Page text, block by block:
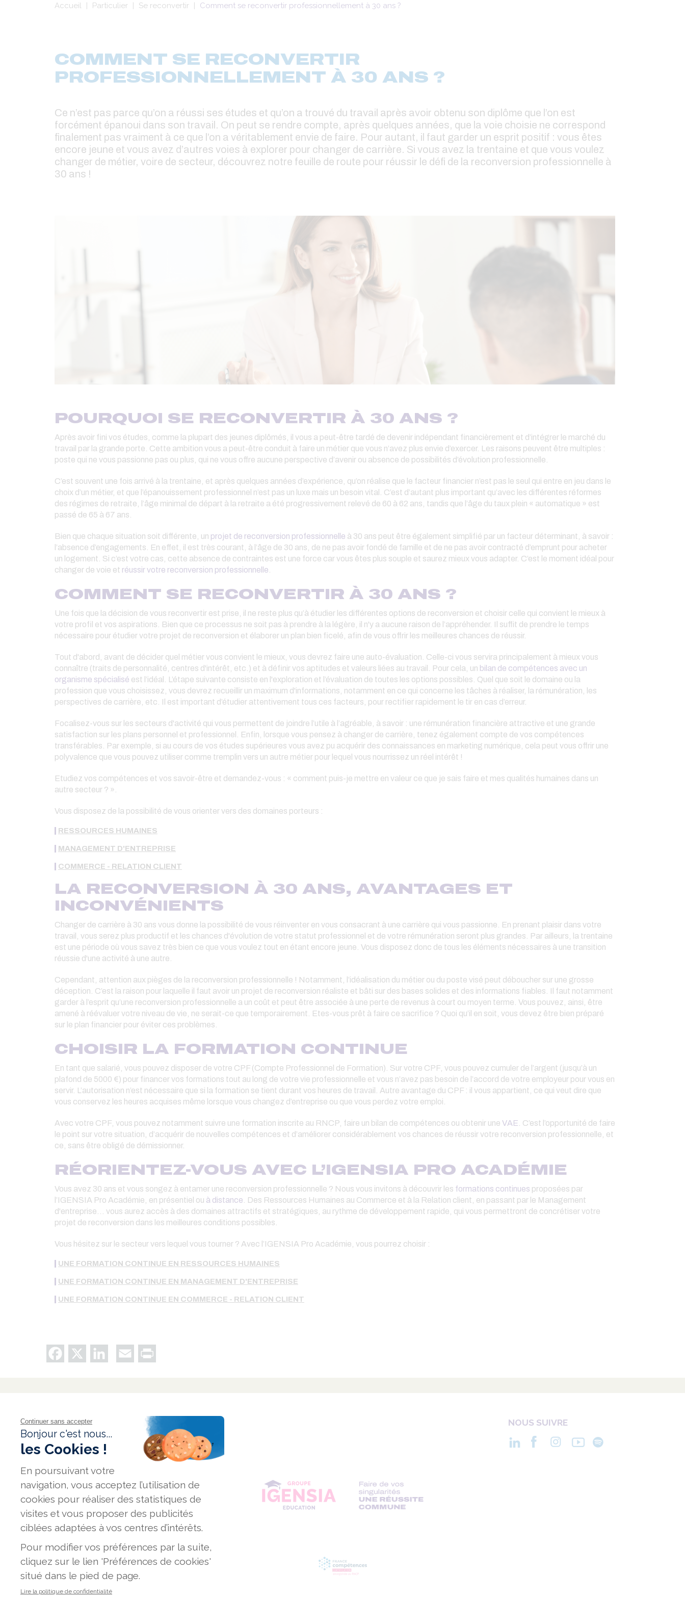
Fil
Accueil Particulier Se reconvertir Comment se reconvertir professionnellement à 30 ans ?
COMMENT SE RECONVERTIR
PROFESSIONNELLEMENT À 30 ANS ?
Ce n’est pas parce qu’on a réussi ses études et qu’on a trouvé du travail après avoir obtenu son diplôme que l’on est
forcément épanoui dans son travail. On peut se rendre compte, après quelques années, que la voie choisie ne correspond
finalement pas vraiment à ce que l’on a véritablement envie de faire. Pour autant, il faut garder un esprit positif : vous êtes
encore jeune et vous avez d’autres voies à explorer pour changer de carrière. Si vous avez la trentaine et que vous voulez
changer de métier, voire de secteur, découvrez notre feuille de route pour réussir le défi de la reconversion professionnelle à
30 ans !
POURQUOI SE RECONVERTIR À 30 ANS ?
Après avoir fini vos études, comme la plupart des jeunes diplômés, il vous a peut-être tardé de devenir indépendant financièrement et d’intégrer le marché du
travail par la grande porte. Cette ambition vous a peut-être conduit à faire un métier que vous n’avez plus envie d’exercer. Les raisons peuvent être multiples :
poste qui ne vous passionne pas ou plus, qui ne vous offre aucune perspective d’avenir ou absence de possibilités d’évolution professionnelle.
C’est souvent une fois arrivé à la trentaine, et après quelques années d’expérience, qu’on réalise que le facteur financier n’est pas le seul qui entre en jeu dans le
choix d’un métier, et que l’épanouissement professionnel n’est pas un luxe mais un besoin vital. C’est d’autant plus important qu’avec les différentes réformes
des régimes de retraite, l’âge minimal de départ à la retraite a été progressivement relevé de 60 à 62 ans, tandis que l’âge du taux plein « automatique » est
passé de 65 à 67 ans.
Bien que chaque situation soit différente, un projet de reconversion professionnelle à 30 ans peut être également simplifié par un facteur déterminant, à savoir :
l’absence d’engagements. En effet, il est très courant, à l’âge de 30 ans, de ne pas avoir fondé de famille et de ne pas avoir contracté d’emprunt pour acheter
un logement. Si c’est votre cas, cette absence de contraintes est une force car vous êtes plus souple et saurez mieux vous adapter. C’est le moment idéal pour
changer de voie et réussir votre reconversion professionnelle
COMMENT SE RECONVERTIR À 30 ANS ?
Une fois que la décision de vous reconvertir est prise, il ne reste plus qu’à étudier les différentes options de reconversion et choisir celle qui convient le mieux à
votre profil et vos aspirations. Bien que ce processus ne soit pas à prendre à la légère, il n'y a aucune raison de l’appréhender. Il suffit de prendre le temps
nécessaire pour étudier votre projet de reconversion et élaborer un plan bien ficelé, afin de vous offrir les meilleures chances de réussir.
Tout d'abord, avant de décider quel métier vous convient le mieux, vous devrez faire une auto-évaluation. Celle-ci vous servira principalement à mieux vous
connaître (traits de personnalité, centres d'intérêt, etc.) et à définir vos aptitudes et valeurs liées au travail. Pour cela, un bilan de compétences avec un
organisme spécialisé est l’idéal. L’étape suivante consiste en l'exploration et l’évaluation de toutes les options possibles. Quel que soit le domaine ou la
profession que vous choisissez, vous devrez recueillir un maximum d'informations, notamment en ce qui concerne les tâches à réaliser, la rémunération, les
perspectives de carrière, etc. Il est important d’étudier attentivement tous ces facteurs, pour rectifier rapidement le tir en cas d’erreur.
Focalisez-vous sur les secteurs d'activité qui vous permettent de joindre l’utile à l’agréable, à savoir : une rémunération financière attractive et une grande
satisfaction sur les plans personnel et professionnel. Enfin, lorsque vous pensez à changer de carrière, tenez également compte de vos compétences
transférables. Par exemple, si au cours de vos études supérieures vous avez pu acquérir des connaissances en marketing numérique, cela peut vous offrir une
polyvalence que vous pouvez utiliser comme tremplin vers un autre métier pour lequel vous nourrissez un réel intérêt !
Etudiez vos compétences et vos savoir-être et demandez-vous : « comment puis-je mettre en valeur ce que je sais faire et mes qualités humaines dans un
autre secteur ? ».
Vous disposez de la possibilité de vous orienter vers des domaines porteurs :
RESSOURCES HUMAINES
MANAGEMENT D'ENTREPRISE
COMMERCE - RELATION CLIENT
LA RECONVERSION À 30 ANS, AVANTAGES ET
INCONVÉNIENTS
Changer de carrière à 30 ans vous donne la possibilité de vous réinventer en vous consacrant à une carrière qui vous passionne. En prenant plaisir dans votre
travail, vous serez plus productif et les chances d'évolution de votre statut professionnel et de votre rémunération seront plus grandes. Par ailleurs, la trentaine
est une période où vous savez très bien ce que vous voulez tout en étant encore jeune. Vous disposez donc de tous les éléments nécessaires à une transition
réussie d'une activité à une autre.
Cependant, attention aux pièges de la reconversion professionnelle ! Notamment, l’idéalisation du métier ou du poste visé peut déboucher sur une grosse
déception. C’est la raison pour laquelle il faut avoir un projet de reconversion réaliste et bâti sur des bases solides et des informations fiables. Il faut notamment
garder à l’esprit qu’une reconversion professionnelle a un coût et peut être associée à une perte de revenus à court ou moyen terme. Vous pouvez, ainsi, être
amené à réévaluer votre niveau de vie, ne serait-ce que temporairement. Etes-vous prêt à faire ce sacrifice ? Quoi qu’il en soit, vous devez être bien préparé
sur le plan financier pour éviter ces problèmes.
CHOISIR LA FORMATION CONTINUE
En tant que salarié, vous pouvez disposer de votre CPF (Compte Professionnel de Formation). Sur votre CPF, vous pouvez cumuler de l’argent (jusqu’à un
plafond de 5000 €) pour financer vos formations tout au long de votre vie professionnelle et vous n’avez pas besoin de l’accord de votre employeur pour vous en
servir. L’autorisation n’est nécessaire que si la formation se tient durant vos heures de travail. Autre avantage du CPF : il vous appartient, ce qui veut dire que
vous conservez les heures acquises même lorsque vous changez d’entreprise ou que vous perdez votre emploi.
Avec votre CPF, vous pouvez notamment suivre une formation inscrite au RNCP, faire un bilan de compétences ou obtenir une VAE . C’est l’opportunité de faire
le point sur votre situation, d’acquérir de nouvelles compétences et d’améliorer considérablement vos chances de réussir votre reconversion professionnelle, et
ce, sans être obligé de démissionner.
RÉORIENTEZ-VOUS AVEC L’IGENSIA PRO ACADÉMIE
Vous avez 30 ans et vous songez à entamer une reconversion professionnelle ? Nous vous invitons à découvrir les formations continues proposées par
l’IGENSIA Pro Académie, en présentiel ou à distance . Des Ressources Humaines au Commerce et à la Relation client, en passant par le Management
d'entreprise… vous aurez accès à des domaines attractifs et stratégiques, au rythme de développement rapide, qui vous permettront de concrétiser votre
projet de reconversion dans les meilleures conditions possibles.
Vous hésitez sur le secteur vers lequel vous tourner ? Avec l’IGENSIA Pro Académie, vous pourrez choisir :
UNE FORMATION CONTINUE EN RESSOURCES HUMAINES
UNE FORMATION CONTINUE EN MANAGEMENT D'ENTREPRISE
UNE FORMATION CONTINUE EN COMMERCE - RELATION CLIENT
Facebook LinkedIn Email
FAQ GLOSSAIRE NOUS SUIVRE